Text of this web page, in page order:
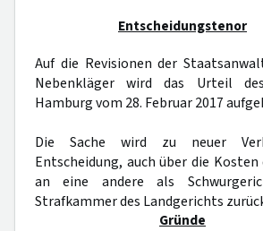
Entscheidungstenor
Auf die Revisionen der
Nebenkläger wird das Urteil
Hamburg vom 28. Februar 2017
Die Sache wird zu neuer
Entscheidung, auch über die Kosten
an eine andere als
Strafkammer des Landgerichts
Gründe